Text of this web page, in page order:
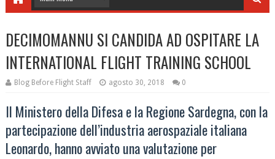
DECIMOMANNU SI CANDIDA AD OSPITARE LA
INTERNATIONAL FLIGHT TRAINING SCHOOL
Blog Before Flight Staff agosto 30, 2018 0
Il Ministero della Difesa e la Regione Sardegna, con la
partecipazione dell’industria aerospaziale italiana
Leonardo, hanno avviato una valutazione per